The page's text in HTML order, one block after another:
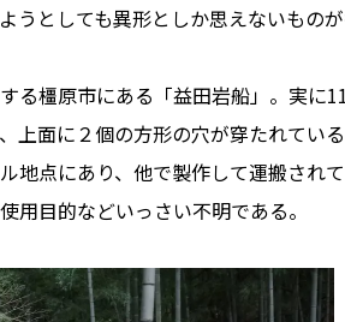
うとしても異形としか思えないもの
る橿原市にある「益田岩船」。実
上面に２個の方形の穴が穿たれてい
地点にあり、他で製作して運搬され
用目的などいっさい不明である。